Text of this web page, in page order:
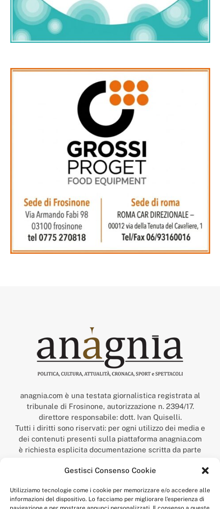
Gestisci Consenso Cookie
Utilizziamo tecnologie come i cookie per memorizzare e/o accedere alle
informazioni del dispositivo. Lo facciamo per migliorare l'esperienza di
anagnia.com è una testata giornalistica registrata al
tribunale di Frosinone, autorizzazione n. 2394/17.
direttore responsabile: dott. Ivan Quiselli.
Tutti i diritti sono riservati: per ogni utilizzo dei media e
dei contenuti presenti sulla piattaforma anagnia.com
è richiesta esplicita documentazione scritta da parte
della redazione.
“Anagnia” è un marchio registrato presso l’Ufficio Italiano
Economico,
num. registrazione: 302017000014044 del 9 febbraio 2017.